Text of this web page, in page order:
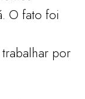
O fato foi
por